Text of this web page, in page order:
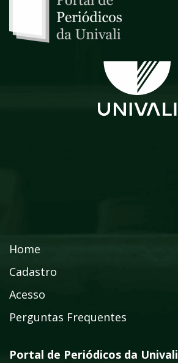
Home
Cadastro
Acesso
Perguntas Frequentes
Portal de Periódicos da Univali